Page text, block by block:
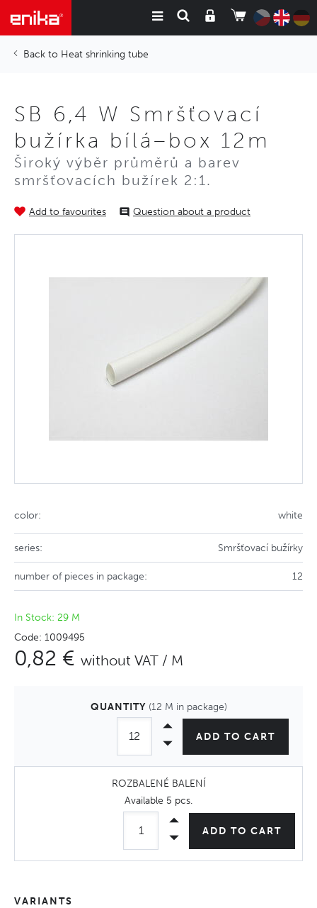
Heat shrinking tube
SB 6,4 W Smršťovací
bužírka bílá–box 12m
Široký výběr průměrů a barev
smršťovacích bužírek 2:1.
Add to favourites Question about a product
color: white
series: Smršťovací bužírky
number of pieces in package: 12
In Stock: 29 M
Code: 1009495
0,82 € without VAT / M
QUANTITY (12 M in package)
ADD TO CART
ROZBALENÉ BALENÍ
Available 5 pcs.
ADD TO CART
VARIANTS